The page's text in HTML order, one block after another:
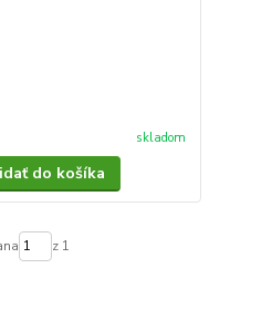
skladom
do košíka
z 1